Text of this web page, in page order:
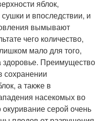
яблок,
и впоследствии, и
вымывают
чего количество,
мало для того,
Преимущество
сохранении
а также в
насекомых во
серой очень